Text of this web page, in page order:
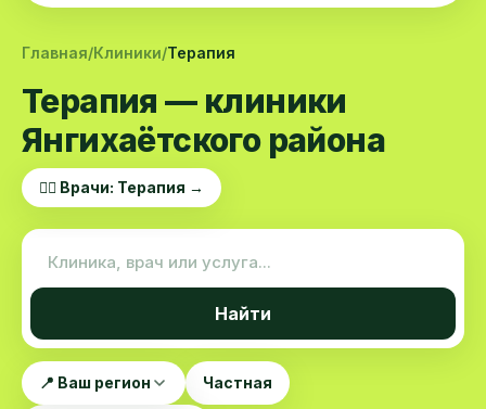
Главная/Клиники/Терапия
Терапия — клиники
Янгихаётского района
👨‍⚕️ Врачи: Терапия →
Найти
📍 Ваш регион Частная